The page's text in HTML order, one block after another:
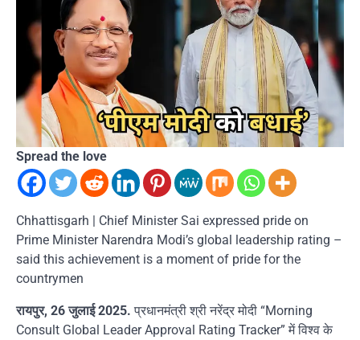
Spread the love
Chhattisgarh | Chief Minister Sai expressed pride on
Prime Minister Narendra Modi’s global leadership rating –
said this achievement is a moment of pride for the
countrymen
रायपुर, 26 जुलाई 2025. प्रधानमंत्री श्री नरेंद्र मोदी “Morning
Consult Global Leader Approval Rating Tracker” में विश्व के